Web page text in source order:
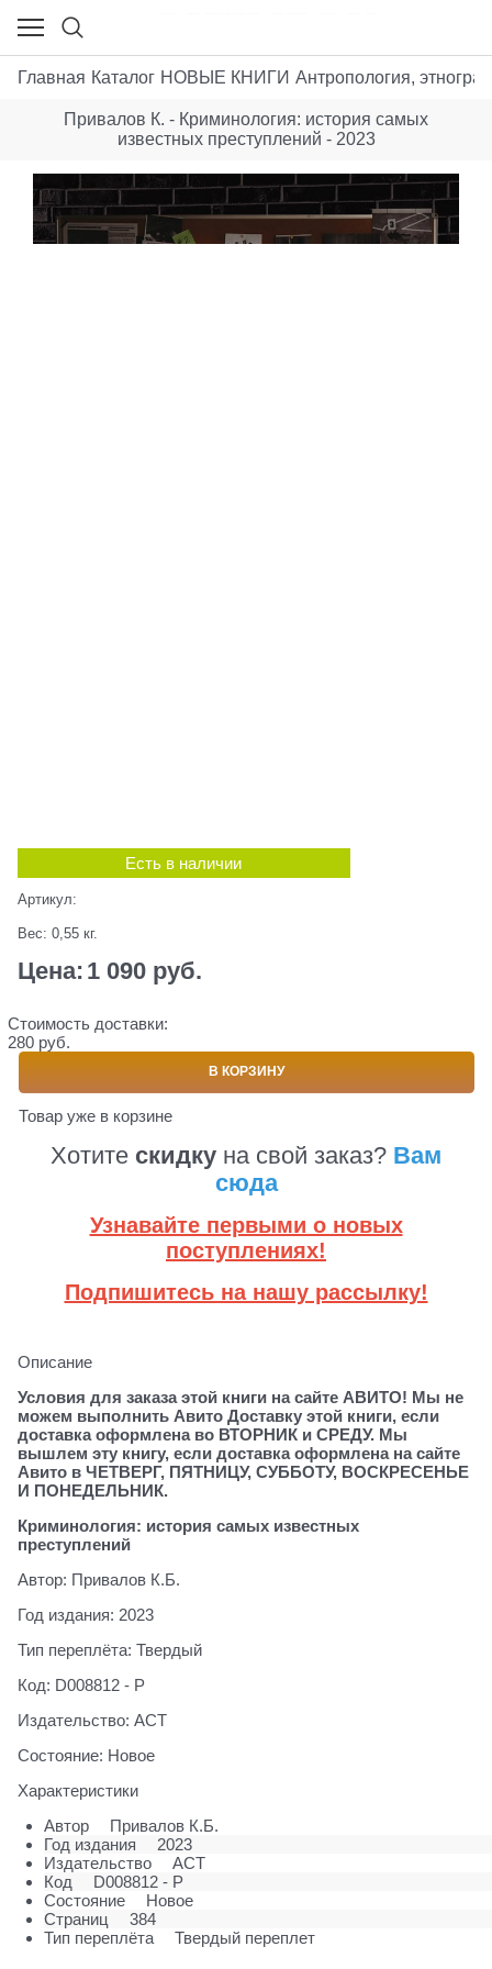
Главная Каталог НОВЫЕ КНИГИ Антропология,
Привалов К. - Криминология: история самых
известных преступлений - 2023
Есть в наличии
Артикул:
Вес: 0,55 кг.
Цена: 1 090 руб.
Стоимость доставки:
280 руб.
В КОРЗИНУ
Товар уже в корзине
Хотите скидку на свой заказ? Вам
сюда
Узнавайте первыми о новых
поступлениях!
Подпишитесь на нашу рассылку!
Описание
Условия для заказа этой книги на сайте АВИТО! Мы не
можем выполнить Авито Доставку этой книги, если
доставка оформлена во ВТОРНИК и СРЕДУ. Мы
вышлем эту книгу, если доставка оформлена на сайте
Авито в ЧЕТВЕРГ, ПЯТНИЦУ, СУББОТУ, ВОСКРЕСЕНЬЕ
И ПОНЕДЕЛЬНИК.
Криминология: история самых известных
преступлений
Автор: Привалов К.Б.
Год издания: 2023
Тип переплёта: Твердый
Код: D008812 - Р
Издательство: АСТ
Состояние: Новое
Характеристики
Автор
Привалов К.Б.
Год издания
2023
Издательство
АСТ
Код
D008812 - Р
Состояние
Новое
Страниц
384
Тип переплёта
Твердый переплет